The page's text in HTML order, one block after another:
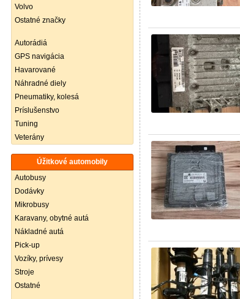
Volvo
Ostatné značky
Autorádiá
GPS navigácia
Havarované
Náhradné diely
Pneumatiky, kolesá
Príslušenstvo
Tuning
Veterány
Úžitkové automobily
Autobusy
Dodávky
Mikrobusy
Karavany, obytné autá
Nákladné autá
Pick-up
Vozíky, prívesy
Stroje
Ostatné